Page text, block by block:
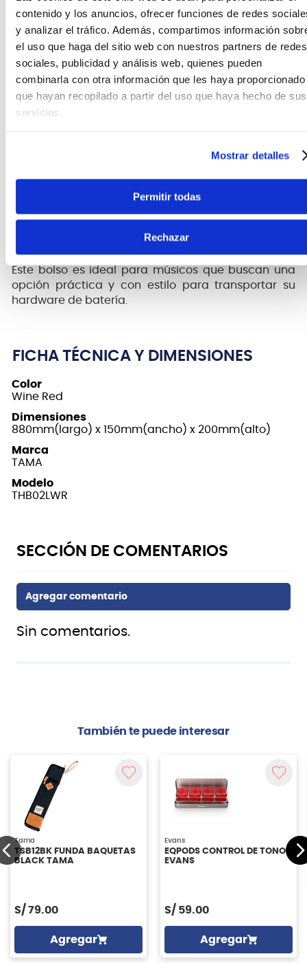
contenido y los anuncios, ofrecer funciones de redes
y analizar el tráfico. Además, compartimos información
el uso que haga del sitio web con nuestros partners de redes
sociales, publicidad y análisis web, quienes pueden
combinarla con otra información que les haya proporcionado
que hayan recopilado a partir del uso que haya hecho de sus
servicios.
Mostrar detalles
Permitir todas
Rechazar
transporte.
Este bolso es ideal para músicos que buscan una
opción práctica y con estilo para transportar su
hardware de batería.
FICHA TÉCNICA Y DIMENSIONES
Color
Wine Red
Dimensiones
880mm(largo) x 150mm(ancho) x 200mm(alto)
Marca
TAMA
Modelo
THB02LWR
Sin comentarios.
También te puede interesar
Tama
TSB12BK FUNDA BAQUETAS
BLACK TAMA
S/ 79.00
Agregar
Evans
EQPODS CONTROL DE TONO
EVANS
S/ 59.00
Agregar